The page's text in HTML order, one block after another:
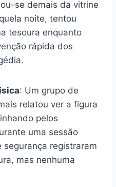
se demais da vitrine
noite, tentou
tesoura enquanto
rápida dos
: Um grupo de
relatou ver a figura
pelos
uma sessão
segurança registraram
mas nenhuma